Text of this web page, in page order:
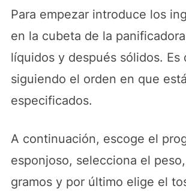
Para empezar introduce los
en la cubeta de la
líquidos y después sólidos. Es
siguiendo el orden en que
especificados.
A continuación, escoge el
esponjoso, selecciona el
gramos y por último elige el